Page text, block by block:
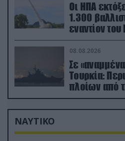
Οι ΗΠΑ
1.300
εναντίον του
διάρκεια
08.08.2026
Σε
Τουρκία:
πλοίων από
ΝΑΥΤΙΚΟ